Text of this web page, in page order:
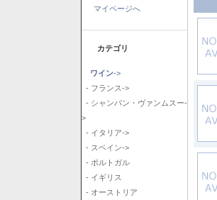
マイページへ
カテゴリ
ワイン->
- フランス->
- シャンパン・ヴァンムスー-
>
- イタリア->
- スペイン->
- ポルトガル
- イギリス
- オーストリア